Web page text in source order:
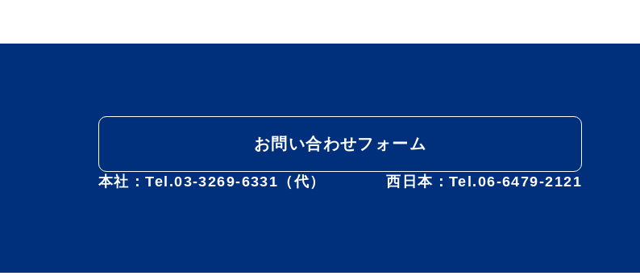
お問い合わせフォーム
本社：Tel.03-3269-6331（代） 西日本：Tel.06-6479-2121